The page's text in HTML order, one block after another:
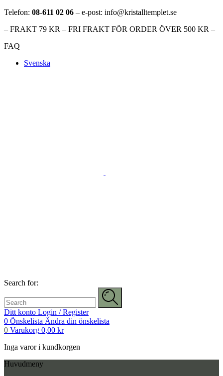
Telefon: 08-611 02 06 – e-post: info@kristalltemplet.se
– FRAKT 79 KR – FRI FRAKT FÖR ORDER ÖVER 500 KR –
FAQ
Svenska
Search for:
Ditt konto Login / Register
0 Önskelista Ändra din önskelista
0 Varukorg 0,00 kr
Inga varor i kundkorgen
Huvudmeny